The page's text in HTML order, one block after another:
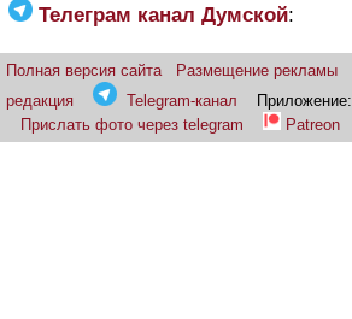
Телеграм канал Думской:
Полная версия сайта Размещение рекламы
редакция
Telegram-канал Приложение:
Прислать фото через telegram
Patreon